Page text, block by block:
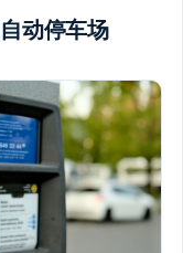
动停车场